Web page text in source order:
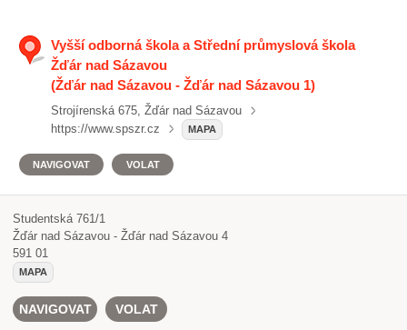
Vyšší odborná škola a Střední průmyslová škola
Žďár nad Sázavou
(Žďár nad Sázavou - Žďár nad Sázavou 1)
Strojírenská 675, Žďár nad Sázavou
https://www.spszr.cz
MAPA
NAVIGOVAT VOLAT
Studentská 761/1
Žďár nad Sázavou - Žďár nad Sázavou 4
591 01
MAPA
NAVIGOVAT VOLAT